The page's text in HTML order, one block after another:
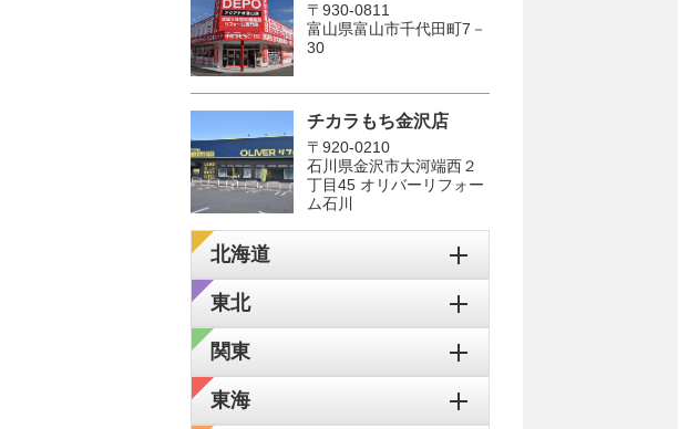
〒930-0811
富山県富山市千代田町7－
30
チカラもち金沢店
〒920-0210
石川県金沢市大河端西２
丁目45 オリバーリフォー
ム石川
北海道
東北
関東
東海